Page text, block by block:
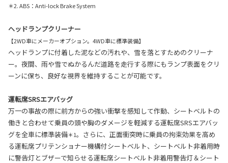
＊2. ABS：Anti-lock Brake System
ヘッドランプクリーナー
【2WD車にメーカーオプション。4WD車に標準装備】
ヘッドランプに付着した泥などの汚れや、雪を落とすためのクリーナ
ー。夜間、雨や雪でぬかるんだ道路を走行する際にもランプ表面をクリ
ーンに保ち、良好な視界を維持することが可能です。
運転席SRSエアバッグ
万一の事故の際に前方からの強い衝撃を感知して作動、シートベルトの
働きと合わせて乗員の頭や胸のダメージを軽減する運転席SRSエアバッ
グを全車に標準装備＊1。さらに、正面衝突時に乗員の拘束効果を高め
る運転席プリテンショナー機構付シートベルト、シートベルト非着用時
に警告灯とブザーで知らせる運転席シートベルト非着用警告灯＆シート